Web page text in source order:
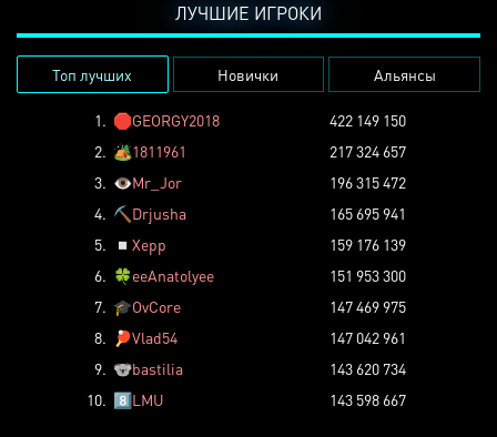
ЛУЧШИЕ ИГРОКИ
Топ лучших Новички Альянсы
1. 🛑GEORGY2018
422 149 150
2. 🏕️1811961
217 324 657
3. 👁️Mr_Jor
196 315 472
4. ⛏️ Drjusha
165 695 941
5.
◽ Xepp
159 176 139
6. 🍀eeAnatolyee
151 953 300
7. 🎓OvCore
147 469 975
8.
🏓Vlad54
147 042 961
9. 🐨bastilia
143 620 734
10. 8️⃣LMU 143 598 667